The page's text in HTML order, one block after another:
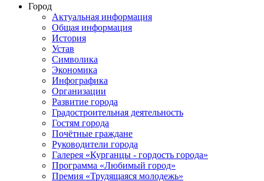
Город
Актуальная информация
Общая информация
История
Устав
Символика
Экономика
Инфографика
Организации
Развитие города
Градостроительная деятельность
Гостям города
Почётные граждане
Руководители города
Галерея «Курганцы - гордость города»
Программа «Любимый город»
Премия «Трудящаяся молодежь»